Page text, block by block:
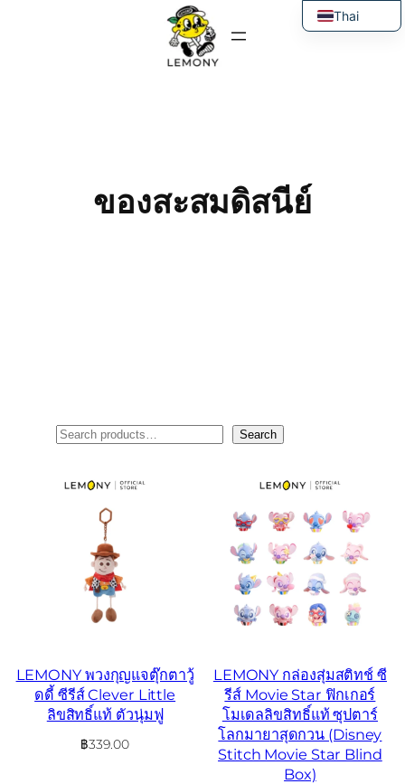
ของสะสมดิสนีย์
Search
LEMONY พวงกุญแจตุ๊กตาวู้
ดดี้ ซีรีส์ Clever Little
ลิขสิทธิ์แท้ ตัวนุ่มฟู
฿339.00
LEMONY กล่องสุ่มสติทช์ ซี
รีส์ Movie Star ฟิกเกอร์
โมเดลลิขสิทธิ์แท้ ซุปตาร์
โลกมายาสุดกวน (Disney
Stitch Movie Star Blind
Box)
Thai